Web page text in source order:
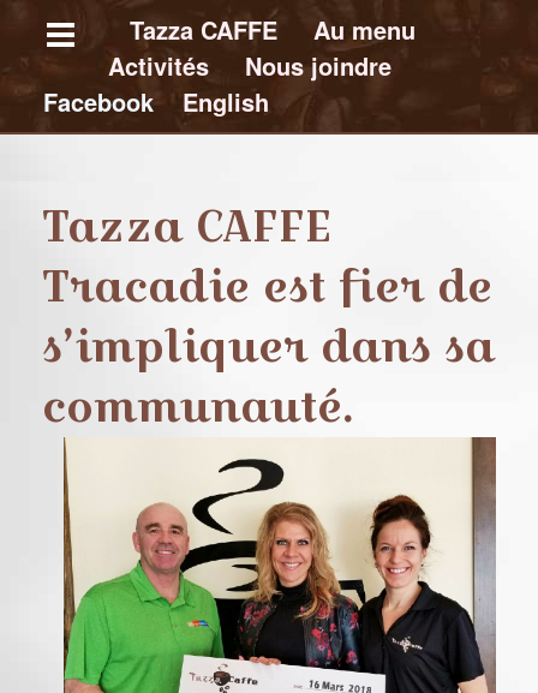
Skip
to
main
Tazza CAFFE
Au menu
Activités
Nous joindre
Facebook
English
Tazza CAFFE
Tracadie est fier de
s’impliquer dans sa
communauté.